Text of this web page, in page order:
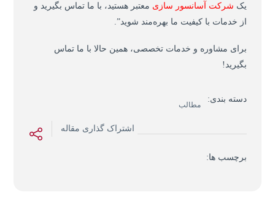
یک شرکت آسانسور سازی معتبر هستید، با ما تماس بگیرید و
از خدمات با کیفیت ما بهره‌مند شوید.”
برای مشاوره و خدمات تخصصی، همین حالا با ما تماس
بگیرید!
دسته بندی:
مطالب
اشتراک گذاری مقاله
برچسب ها: